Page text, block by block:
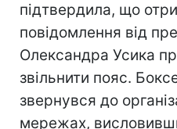
підтвердила, що
повідомлення від
Олександра Усика
звільнити пояс.
звернувся до
мережах,